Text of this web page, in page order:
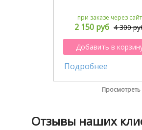
при заказе через сайт
2 150 руб 4 300
Добавить в
Подробнее
Просмотреть
Отзывы наших